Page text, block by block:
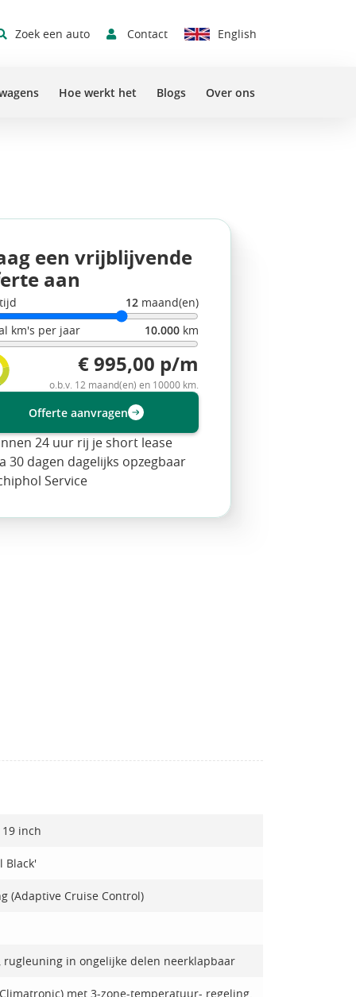
Zoek een auto Contact English
Hoe werkt het Blogs Over ons
een vrijblijvende
aan
€ 995,00 p/m
o.b.v. 12 maand(en) en 10000 km.
Offerte aanvragen
24 uur rij je short lease
30 dagen dagelijks opzegbaar
Service
12 maand(en)
km's per jaar
10.000 km
inch
Black'
(Adaptive Cruise Control)
in ongelijke delen neerklapbaar
met 3-zone-temperatuur- regeling,